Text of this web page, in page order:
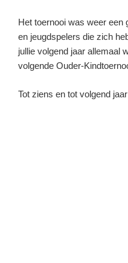
Het toernooi was weer een
en jeugdspelers die zich
jullie volgend jaar allemaal
volgende Ouder-
Tot ziens en tot volgend